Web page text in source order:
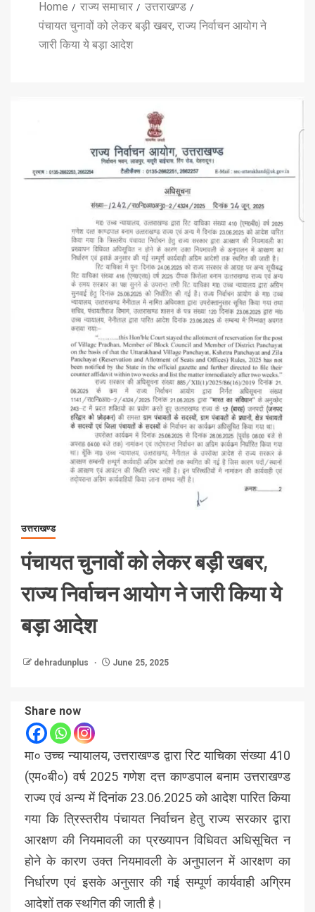
Home राज्य समाचार
उत्तराखण्ड
पंचायत चुनावों को लेकर बड़ी खबर, राज्य निर्वाचन आयोग ने
जारी किया ये बड़ा आदेश
उत्तराखण्ड
पंचायत चुनावों को लेकर बड़ी खबर,
राज्य निर्वाचन आयोग ने जारी किया ये
बड़ा आदेश
dehradunplus June 25, 2025
Share now
मा० उच्च न्यायालय, उत्तराखण्ड द्वारा रिट याचिका संख्या 410
(एम०बी०) वर्ष 2025 गणेश दत्त काण्डपाल बनाम उत्तराखण्ड
राज्य एवं अन्य में दिनांक 23.06.2025 को आदेश पारित किया
गया कि त्रिस्तरीय पंचायत निर्वाचन हेतु राज्य सरकार द्वारा
आरक्षण की नियमावली का प्रख्यापन विधिवत अधिसूचित न
होने के कारण उक्त नियमावली के अनुपालन में आरक्षण का
निर्धारण एवं इसके अनुसार की गई सम्पूर्ण कार्यवाही अग्रिम
आदेशों तक स्थगित की जाती है।